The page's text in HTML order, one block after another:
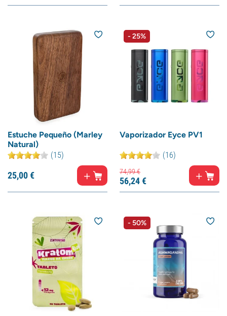
Estuche Pequeño (Marley
Natural)
(15)
25,00€
- 25%
Vaporizador Eyce PV1
(16)
74,99€
56,24€
- 50%